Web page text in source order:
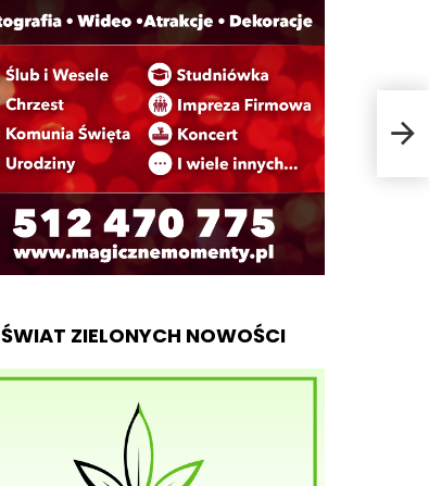
ŚWIAT ZIELONYCH NOWOŚCI